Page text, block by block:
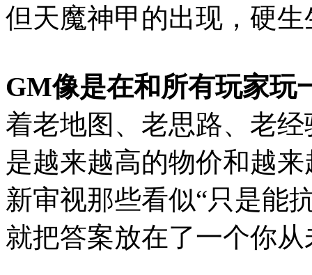
但天魔神甲的出现，硬
GM像是在和所有玩家玩
着老地图、老思路、老
是越来越高的物价和越
新审视那些看似“只是
就把答案放在了一个你